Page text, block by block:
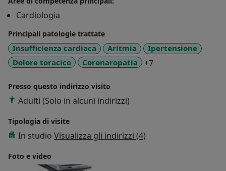
sottoposto ad intervento di rivascolarizzazione, una
fase fondamentale del lavoro del Cardiologo è quella
della prevenzione.
Infatti la Cardiologia preventiva si pone come obiettivo
quello di proteggere l’individuo dall’eventualità di
cui le più comuni:
Blocco di Branca
Ipertrofia cardiaca
Infarto miocardico
Valvulopatie
Ed individuando e combattendo i principali fattori di
Cardiologia
Principali patologie trattate
Insufficienza cardiaca Aritmia
Ipertensione
Dolore toracico
Coronaropatia +7
Presso questo indirizzo visito
Adulti (Solo in alcuni indirizzi)
Tipologia di visite
In studio Visualizza gli indirizzi (4)
Foto e video